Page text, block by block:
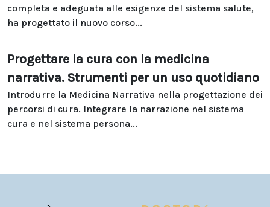
completa e adeguata alle esigenze del sistema salute,
ha progettato il nuovo corso...
Progettare la cura con la medicina
narrativa. Strumenti per un uso quotidiano
Introdurre la Medicina Narrativa nella progettazione dei
percorsi di cura. Integrare la narrazione nel sistema
cura e nel sistema persona...